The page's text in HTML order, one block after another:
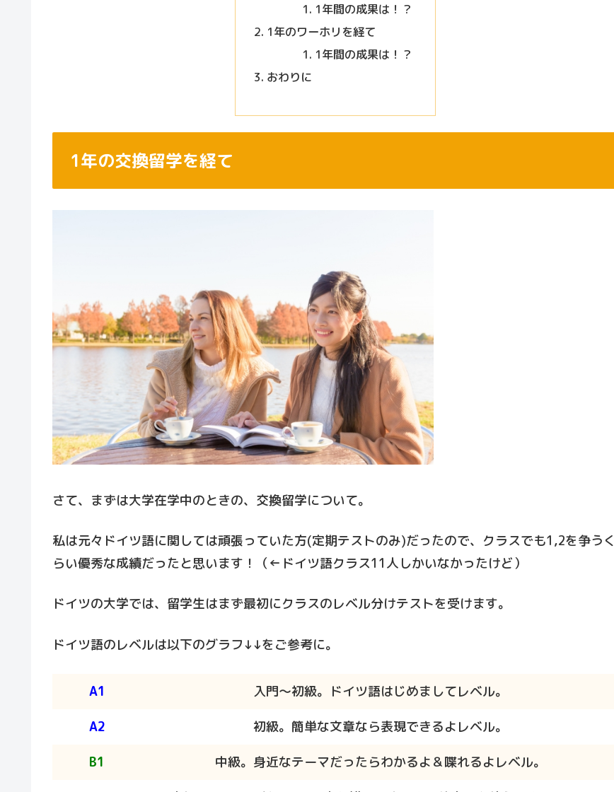
1年間の成果は！？
1年のワーホリを経て
1年間の成果は！？
おわりに
1年の交換留学を経て
さて、まずは大学在学中のときの、交換留学について。
私は元々ドイツ語に関しては頑張っていた方(定期テストのみ)だったので、クラスでも1,2を争うく
らい優秀な成績だったと思います！（←ドイツ語クラス11人しかいなかったけど）
ドイツの大学では、留学生はまず最初にクラスのレベル分けテストを受けます。
ドイツ語のレベルは以下のグラフ↓↓をご参考に。
A1
入門～初級。ドイツ語はじめましてレベル。
A2
初級。簡単な文章なら表現できるよレベル。
B1
中級。身近なテーマだったらわかるよ＆喋れるよレベル。